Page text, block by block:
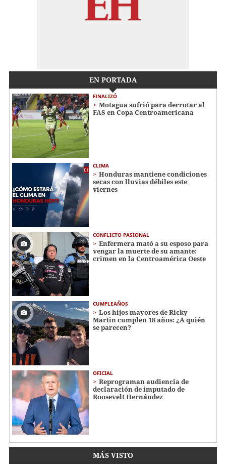
EN PORTADA
FINALIZÓ
Motagua sufrió para derrotar al
FAS en Copa Centroamericana
CLIMA
Honduras mantiene condiciones
secas con lluvias débiles este
viernes
CONFLICTO PASIONAL
Enfermera mató a su esposo para
vengar la muerte de su amante:
crimen en la Centroamérica Oeste
CUMPLEAÑOS
Los hijos mayores de Ricky
Martin cumplen 18 años: ¿A quién
se parecen?
OFICIAL
Reprograman audiencia de
declaración de imputado de
Roosevelt Hernández
MÁS VISTO